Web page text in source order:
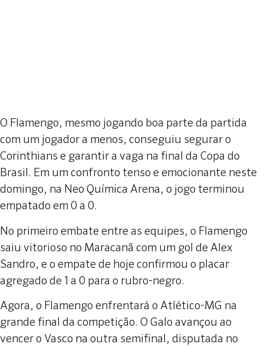
O Flamengo, mesmo jogando boa parte da partida
com um jogador a menos, conseguiu segurar o
Corinthians e garantir a vaga na final da Copa do
Brasil. Em um confronto tenso e emocionante neste
domingo, na Neo Química Arena, o jogo terminou
empatado em 0 a 0.
No primeiro embate entre as equipes, o Flamengo
saiu vitorioso no Maracanã com um gol de Alex
Sandro, e o empate de hoje confirmou o placar
agregado de 1 a 0 para o rubro-negro.
Agora, o Flamengo enfrentará o Atlético-MG na
grande final da competição. O Galo avançou ao
vencer o Vasco na outra semifinal, disputada no